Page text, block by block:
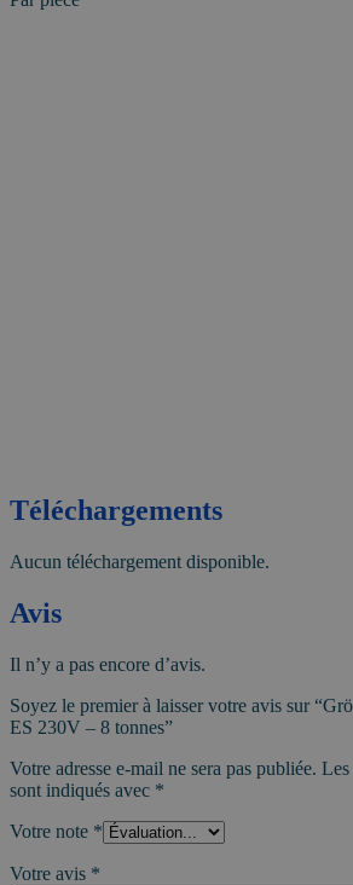
Téléchargements
Aucun téléchargement disponible.
Avis
Il n’y a pas encore d’avis.
Soyez le premier à laisser votre avis sur
ES 230V – 8 tonnes”
Votre adresse e-mail ne sera pas publiée. Les
sont indiqués avec *
Votre note *
Votre avis *